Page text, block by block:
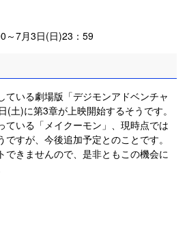
～7月3日(日)23：59
ている劇場版「デジモンアドベンチャ
土)に第3章が上映開始するそうです。
ている「メイクーモン」、現時点では
すが、今後追加予定とのことです。
できませんので、是非ともこの機会に